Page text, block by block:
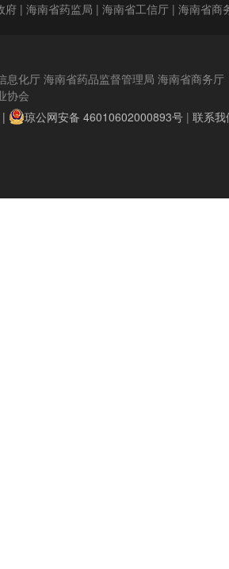
府 | 海南省药监局 | 海南省工信厅 | 海南省商
息化厅 海南省药品监督管理局 海南省商务厅
协会
琼公网安备 46010602000893号 | 联系我